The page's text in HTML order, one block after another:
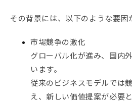
その背景には、以下のような要因
市場競争の激化
グローバル化が進み、国内
います。
従来のビジネスモデルでは
え、新しい価値提案が必要